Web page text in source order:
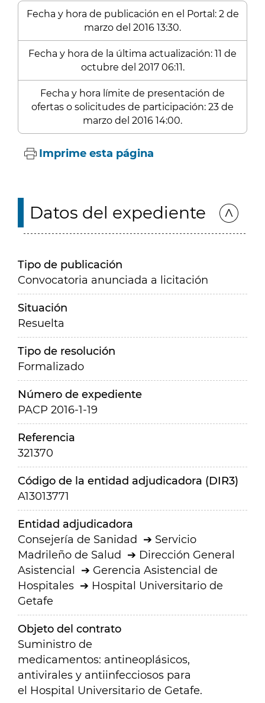
Fecha y hora de publicación en el Portal: 2 de
marzo del 2016 13:30.
Fecha y hora de la última actualización: 11 de
octubre del 2017 06:11.
Fecha y hora límite de presentación de
ofertas o solicitudes de participación: 23 de
marzo del 2016 14:00.
Imprime esta página
Datos del expediente
Tipo de publicación
Convocatoria anunciada a licitación
Situación
Resuelta
Tipo de resolución
Formalizado
Número de expediente
PACP 2016-1-19
Referencia
321370
Código de la entidad adjudicadora (DIR3)
A13013771
Entidad adjudicadora
Consejería de Sanidad
Servicio
Madrileño de Salud
Dirección General
Asistencial
Gerencia Asistencial de
Hospitales
Hospital Universitario de
Getafe
Objeto del contrato
Suministro de
medicamentos: antineoplásicos,
antivirales y antiinfecciosos para
el Hospital Universitario de Getafe.